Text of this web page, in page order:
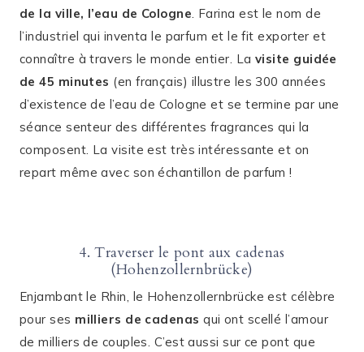
de la ville, l’eau de Cologne. Farina est le nom de
l’industriel qui inventa le parfum et le fit exporter et
connaître à travers le monde entier. La visite guidée
de 45 minutes (en français) illustre les 300 années
d’existence de l’eau de Cologne et se termine par une
séance senteur des différentes fragrances qui la
composent. La visite est très intéressante et on
repart même avec son échantillon de parfum !
4. Traverser le pont aux cadenas
(Hohenzollernbrücke)
Enjambant le Rhin, le Hohenzollernbrücke est célèbre
pour ses milliers de cadenasqui ont scellé l’amour
de milliers de couples. C’est aussi sur ce pont que